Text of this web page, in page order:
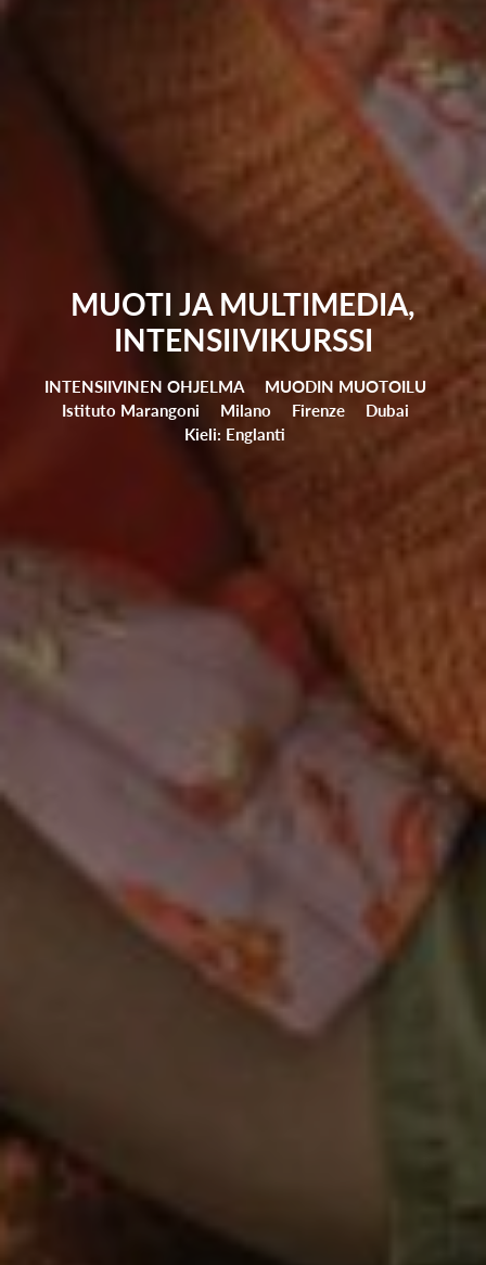
MUOTI JA MULTIMEDIA,
INTENSIIVIKURSSI
INTENSIIVINEN OHJELMA
MUODIN MUOTOILU
Istituto Marangoni
Milano Firenze
Dubai
Kieli: Englanti